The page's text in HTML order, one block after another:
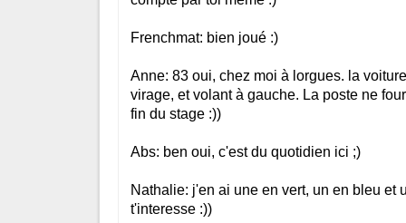
Frenchmat: bien joué :)
Anne: 83 oui, chez moi à lorgues. la
virage, et volant à gauche. La poste ne
fin du stage :))
Abs: ben oui, c'est du quotidien ici ;)
Nathalie: j'en ai une en vert, un en bleu et
t'interesse :))